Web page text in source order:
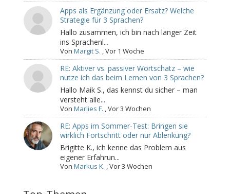
Apps als Ergänzung oder Ersatz? Welche
Strategie für 3 Sprachen?
Hallo zusammen, ich bin nach langer Zeit
ins Sprachenl...
VonMargit S. ,Vor 1 Woche
RE: Aktiver vs. passiver Wortschatz – wie
nutze ich das beim Lernen von 3 Sprachen?
Hallo Maik S., das kennst du sicher – man
versteht alle...
VonMarlies F. ,Vor 3 Wochen
RE: Apps im Sommer-Test: Bringen sie
wirklich Fortschritt oder nur Ablenkung?
Brigitte K., ich kenne das Problem aus
eigener Erfahrun...
VonMarkus K. ,Vor 3 Wochen